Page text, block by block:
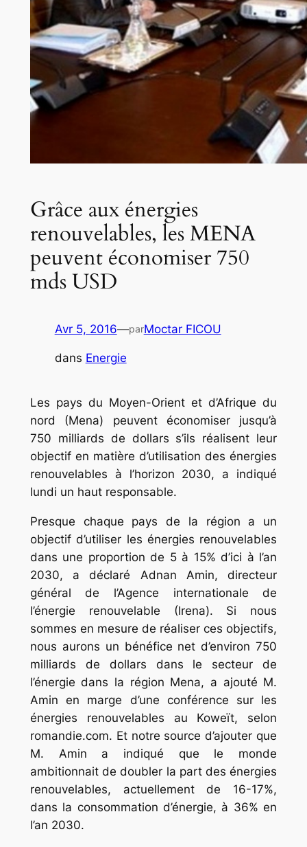
Grâce aux énergies
renouvelables, les MENA
peuvent économiser 750
mds USD
Avr 5, 2016—parMoctar FICOU
dans Energie
Les pays du Moyen-Orient et d’Afrique du
nord (Mena) peuvent économiser jusqu’à
750 milliards de dollars s’ils réalisent leur
objectif en matière d’utilisation des énergies
renouvelables à l’horizon 2030, a indiqué
lundi un haut responsable.
Presque chaque pays de la région a un
objectif d’utiliser les énergies renouvelables
dans une proportion de 5 à 15% d’ici à l’an
2030, a déclaré Adnan Amin, directeur
général de l’Agence internationale de
l’énergie renouvelable (Irena). Si nous
sommes en mesure de réaliser ces objectifs,
nous aurons un bénéfice net d’environ 750
milliards de dollars dans le secteur de
l’énergie dans la région Mena, a ajouté M.
Amin en marge d’une conférence sur les
énergies renouvelables au Koweït, selon
romandie.com. Et notre source d’ajouter que
M. Amin a indiqué que le monde
ambitionnait de doubler la part des énergies
renouvelables, actuellement de 16-17%,
dans la consommation d’énergie, à 36% en
l’an 2030.